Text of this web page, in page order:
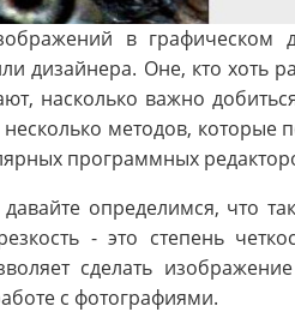
в
дизайнера. Оне, кто хоть
насколько важно
методов, которые
программных
определимся, что
- это степень
сделать
с фотографиями.